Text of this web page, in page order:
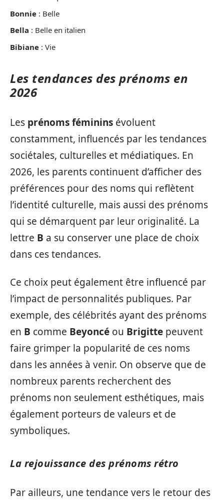
Bonnie : Belle
Bella : Belle en italien
Bibiane : Vie
Les tendances des prénoms en
2026
Les prénoms féminins évoluent
constamment, influencés par les tendances
sociétales, culturelles et médiatiques. En
2026, les parents continuent d’afficher des
préférences pour des noms qui reflètent
l’identité culturelle, mais aussi des prénoms
qui se démarquent par leur originalité. La
lettre B a su conserver une place de choix
dans ces tendances.
Ce choix peut également être influencé par
l’impact de personnalités publiques. Par
exemple, des célébrités ayant des prénoms
en B comme Beyoncé ou Brigitte peuvent
faire grimper la popularité de ces noms
dans les années à venir. On observe que de
nombreux parents recherchent des
prénoms non seulement esthétiques, mais
également porteurs de valeurs et de
symboliques.
La rejouissance des prénoms rétro
Par ailleurs, une tendance vers le retour des